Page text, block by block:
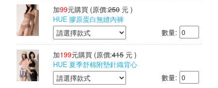
加99元購買 (原價:250 元 )
HUE 膠原蛋白無縫內褲
數量:
加199元購買 (原價:415 元 )
HUE 夏季舒棉附墊針織背心
數量: